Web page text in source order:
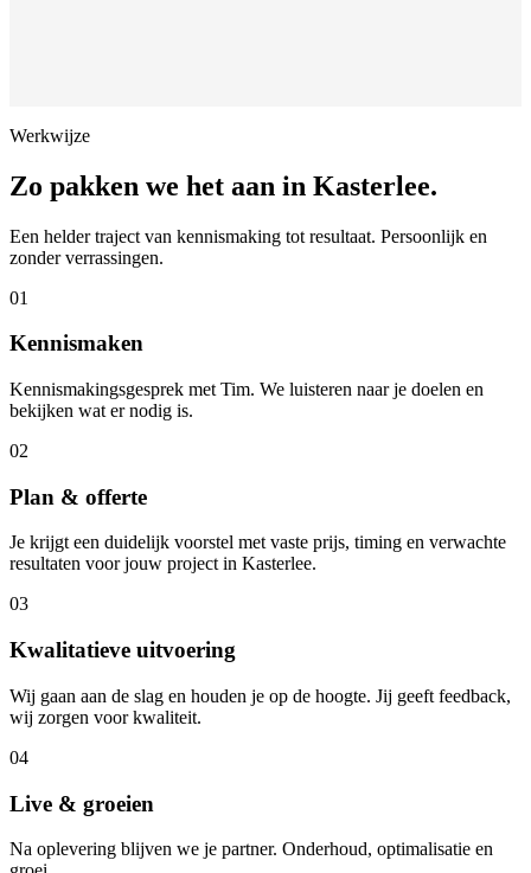
Werkwijze
Zo pakken we het aan in Kasterlee.
Een helder traject van kennismaking tot resultaat. Persoonlijk en
zonder verrassingen.
01
Kennismaken
Kennismakingsgesprek met Tim. We luisteren naar je doelen en
bekijken wat er nodig is.
02
Plan & offerte
Je krijgt een duidelijk voorstel met vaste prijs, timing en verwachte
resultaten voor jouw project in Kasterlee.
03
Kwalitatieve uitvoering
Wij gaan aan de slag en houden je op de hoogte. Jij geeft feedback,
wij zorgen voor kwaliteit.
04
Live & groeien
Na oplevering blijven we je partner. Onderhoud, optimalisatie en